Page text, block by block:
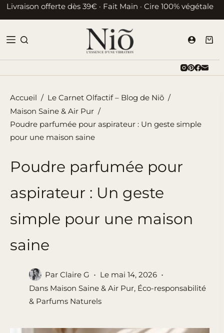
Passer
au
Livraison offerte dès 39€ · Fait Main · Cire 100% végétale
Accueil / Le Carnet Olfactif – Blog de Niõ /
Maison Saine & Air Pur /
Poudre parfumée pour aspirateur : Un geste simple
pour une maison saine
Poudre parfumée pour
aspirateur : Un geste
simple pour une maison
saine
Par Claire G Le mai 14, 2026
Dans Maison Saine & Air Pur, Éco-responsabilité
& Parfums Naturels